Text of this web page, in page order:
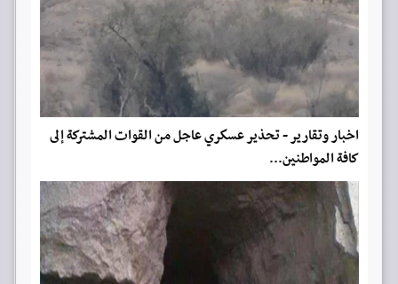
اخبار وتقارير - تحذير عسكري عاجل من القوات المشتركة إلى
كافة المواطنين...